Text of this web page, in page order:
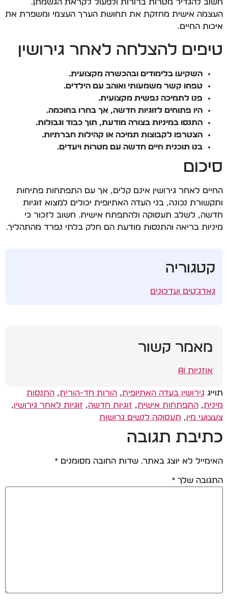
חשוב להגדיר מטרות ברורות ולפעול לקראת הגשמתן.
העצמה אישית מחזקת את תחושת הערך העצמי ומשפרת את
איכות החיים.
טיפים להצלחה לאחר גירושין
השקיעו בלימודים ובהכשרה מקצועית.
טפחו קשר משמעותי ואוהב עם הילדים.
פנו לתמיכה נפשית מקצועית.
היו פתוחים לזוגיות חדשה, אך בחרו בחוכמה.
התנסו במיניות בצורה מודעת, תוך כבוד וגבולות.
הצטרפו לקבוצות תמיכה או קהילות חברתיות.
בנו תוכנית חיים חדשה עם מטרות ויעדים.
סיכום
החיים לאחר גירושין אינם קלים, אך עם התפתחות פתיחות
ותקשורת נכונה, בני העדה האתיופית יכולים למצוא זוגיות
חדשה, לשלב תעסוקה ולהתפתח אישית. חשוב לזכור כי
מיניות בריאה והתנסות מודעת הם חלק בלתי נפרד מהתהליך.
קטגוריה
גאדג'טים ועדכונים
מאמר קשור
אוזניות AI
תוייג גירושין בעדה האתיופית, הורות חד-הורית, התנסות
מינית, התפתחות אישית, זוגיות חדשה, זוגיות לאחר גירושין,
צעצועי מין, תעסוקה לנשים גרושות
כתיבת תגובה
האימייל לא יוצג באתר. שדות החובה מסומנים *
התגובה שלך *